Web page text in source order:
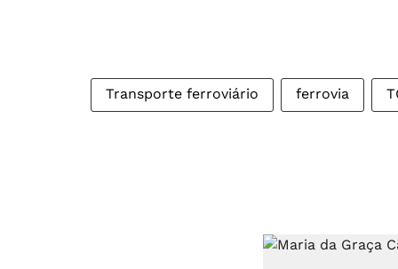
Transporte ferroviário ferrovia